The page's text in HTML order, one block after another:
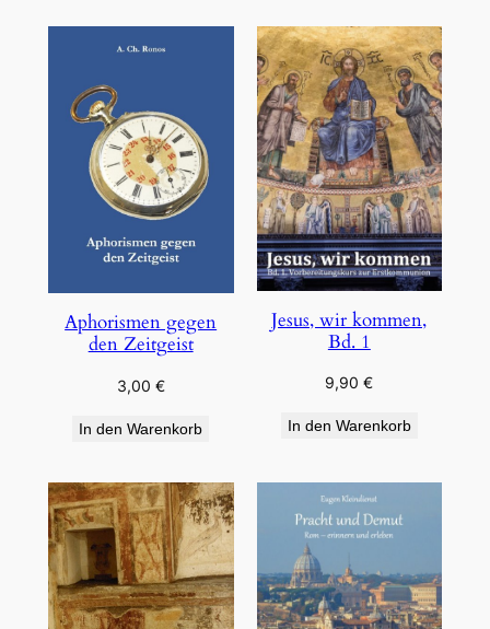
Aphorismen gegen
den Zeitgeist
3,00 €
In den Warenkorb
Jesus, wir kommen,
Bd. 1
9,90€
In den Warenkorb